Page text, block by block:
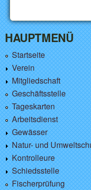
HAUPTMENÜ
Startseite
Verein
Mitgliedschaft
Geschäftsstelle
Tageskarten
Arbeitsdienst
Gewässer
Natur- und
Kontrolleure
Schiedsstelle
Fischerprüfung